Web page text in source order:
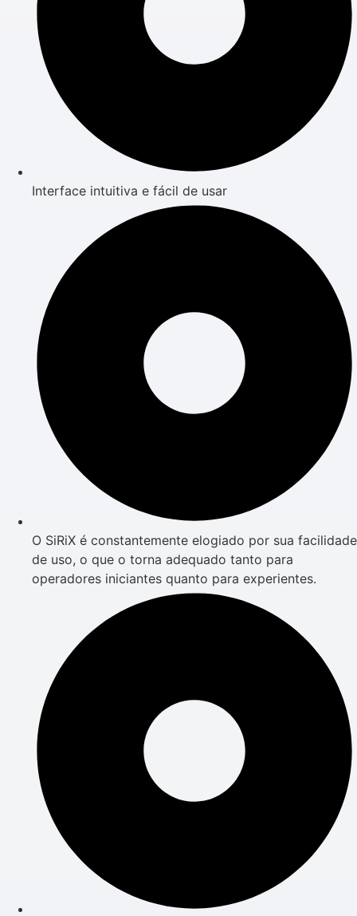
Interface intuitiva e fácil de usar
O SiRiX é constantemente elogiado por sua facilidade
de uso, o que o torna adequado tanto para
operadores iniciantes quanto para experientes.